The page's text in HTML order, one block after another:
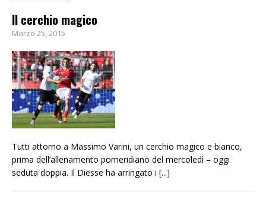
Il cerchio magico
Marzo 25, 2015
Tutti attorno a Massimo Varini, un cerchio magico e bianco,
prima dell’allenamento pomeridiano del mercoledì – oggi
seduta doppia. Il Diesse ha arringato i [...]